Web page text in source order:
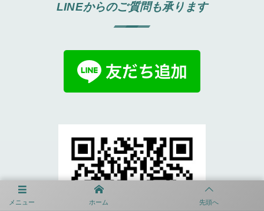
メニュー ホーム 先頭へ
LINEからのご質問も承ります